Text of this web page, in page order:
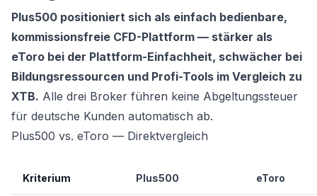
Plus500 positioniert sich als einfach bedienbare,
kommissionsfreie CFD-Plattform — stärker als
eToro bei der Plattform-Einfachheit, schwächer bei
Bildungsressourcen und Profi-Tools im Vergleich zu
XTB. Alle drei Broker führen keine Abgeltungssteuer
für deutsche Kunden automatisch ab.
Plus500 vs. eToro — Direktvergleich
Kriterium Plus500 eToro